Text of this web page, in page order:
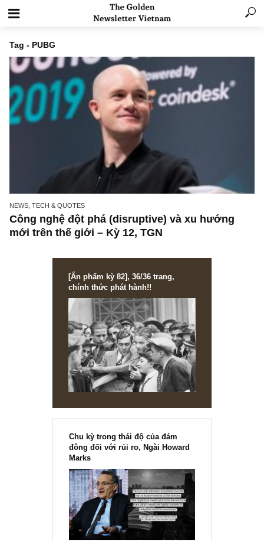
Tag - PUBG
NEWS, TECH & QUOTES
mới trên thế giới – Kỳ 12, TGN
[Ấn phẩm kỳ 82], 36/36 trang,
chính thức phát hành!!
Chu kỳ trong thái độ của đám
đông đối với rủi ro, Ngài Howard
Marks